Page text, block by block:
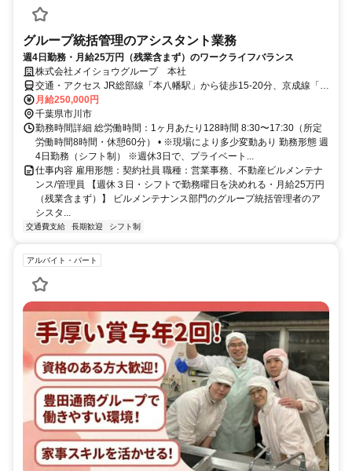
グループ統括管理のアシスタント業務
週4日勤務・月給25万円（残業含まず）のワークライフバランス
株式会社メイショウグループ 本社
交通・アクセス JR総部線「本八幡駅」から徒歩15-20分、京成線「京
成八幡駅」から徒歩12-15分
月給250,000円
千葉県市川市
勤務時間詳細 総労働時間：1ヶ月あたり128時間 8:30〜17:30（所定
労働時間8時間・休憩60分） • ※現場により多少変動あり 勤務形態 週
4日勤務（シフト制） ※週休3日で、プライベート...
仕事内容 雇用形態：契約社員 職種：営業事務、不動産ビルメンテナ
ンス/管理員 【週休３日・シフトで勤務曜日を決めれる・月給25万円
（残業含まず）】 ビルメンテナンス部門のグループ統括管理者のア
シスタ...
交通費支給 長期歓迎 シフト制
アルバイト・パート